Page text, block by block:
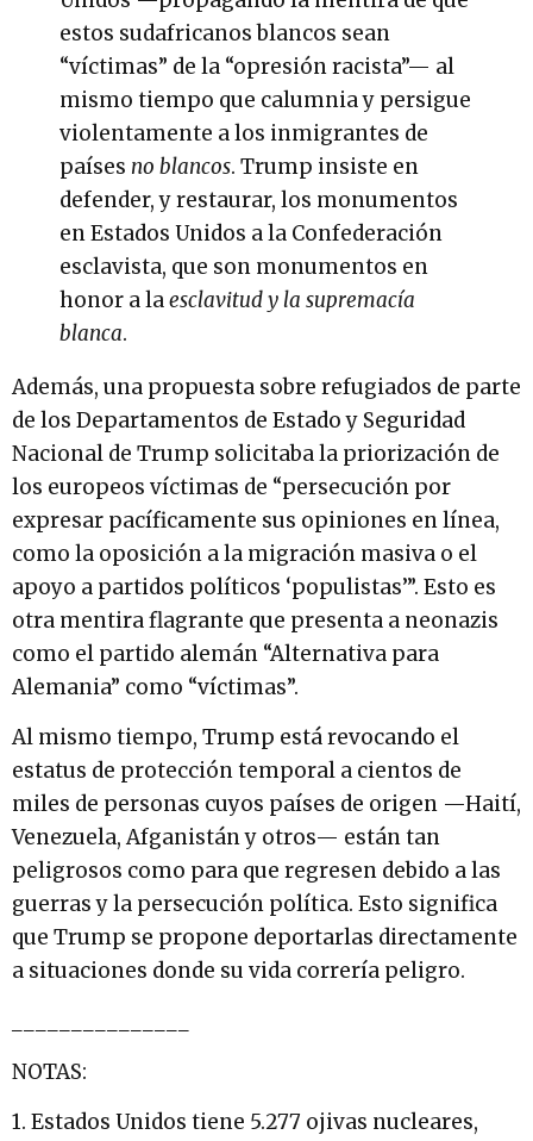
estos sudafricanos blancos sean
“víctimas” de la “opresión racista”— al
mismo tiempo que calumnia y persigue
violentamente a los inmigrantes de
países no blancos. Trump insiste en
defender, y restaurar, los monumentos
en Estados Unidos a la Confederación
esclavista, que son monumentos en
honor a laesclavitud y la supremacía
blanca.
Además, una propuesta sobre refugiados de parte
de los Departamentos de Estado y Seguridad
Nacional de Trump solicitaba la priorización de
los europeos víctimas de “persecución por
expresar pacíficamente sus opiniones en línea,
como la oposición a la migración masiva o el
apoyo a partidos políticos ‘populistas’”. Esto es
otra mentira flagrante que presenta a neonazis
como el partido alemán “Alternativa para
Alemania” como “víctimas”.
Al mismo tiempo, Trump está revocando el
estatus de protección temporal a cientos de
miles de personas cuyos países de origen —Haití,
Venezuela, Afganistán y otros— están tan
peligrosos como para que regresen debido a las
guerras y la persecución política. Esto significa
que Trump se propone deportarlas directamente
a situaciones donde su vida correría peligro.
NOTAS:
1. Estados Unidos tiene 5.277 ojivas nucleares,